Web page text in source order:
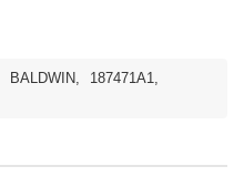
BALDWIN, 187471A1,